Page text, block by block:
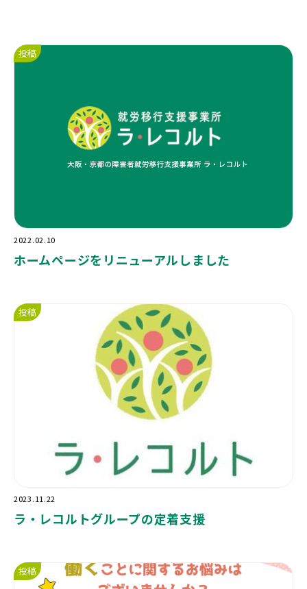
投稿
2022.02.10
ホームページをリニューアルしました
投稿
2023.11.22
ラ・レコルトグループの定着支援
投稿